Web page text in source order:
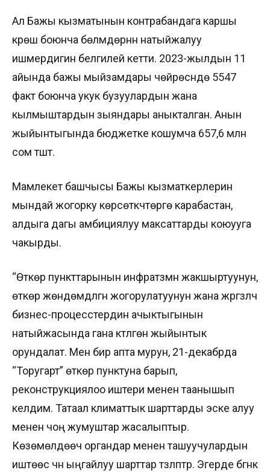
Ал Бажы кызматынын контрабандага каршы
күрөшүү боюнча бөлүмдөрүнүн натыйжалуу
ишмердигин белгилей кетти. 2023-жылдын 11
айында бажы мыйзамдары чөйрөсүндө 5547
факт боюнча укук бузуулардын жана
кылмыштардын зыяндары аныкталган. Анын
жыйынтыгында бюджетке кошумча 657,6 млн
сом түштү.
Мамлекет башчысы Бажы кызматкерлерин
мындай жогорку көрсөткүчтөргө карабастан,
алдыга дагы амбициялуу максаттарды коюууга
чакырды.
“Өткөрүү пункттарынын инфратүзүмүн жакшыртуунун,
өткөрүү жөндөмдүүлүгүн жогорулатуунун жана жүргүзүлүүчү
бизнес-процесстердин ачыктыгынын
натыйжасында гана күтүлгөн жыйынтык
орундалат. Мен бир апта мурун, 21-декабрда
“Торугарт” өткөрүү пунктуна барып,
реконструкциялоо иштери менен таанышып
келдим. Татаал климаттык шарттарды эске алуу
менен чоң жумуштар жасалыптыр.
Көзөмөлдөөчү органдар менен ташуучулардын
иштөөсү үчүн ыңгайлуу шарттар түзүлүптүр. Эгерде бүгүнкү